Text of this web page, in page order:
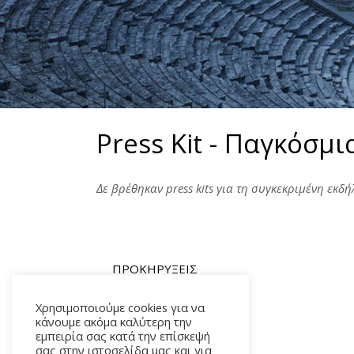
Press Kit -
Δε βρέθηκαν press kits για τη συγκεκριμένη
ΠΡΟΚΗΡΥΞΕΙΣ
PRESS KIT
Χρησιμοποιούμε cookies για να
κάνουμε ακόμα καλύτερη την
εμπειρία σας κατά την επίσκεψή
σας στην ιστοσελίδα μας και για